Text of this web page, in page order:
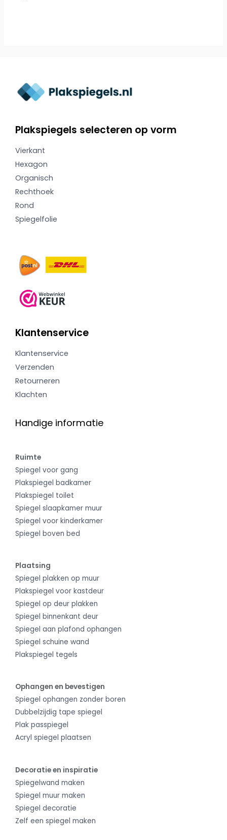
Plakspiegels selecteren op vorm
Vierkant
Hexagon
Organisch
Rechthoek
Rond
Spiegelfolie
Klantenservice
Klantenservice
Verzenden
Retourneren
Klachten
Handige informatie
Ruimte
Spiegel voor gang
Plakspiegel badkamer
Plakspiegel toilet
Spiegel slaapkamer muur
Spiegel voor kinderkamer
Spiegel boven bed
Plaatsing
Spiegel plakken op muur
Plakspiegel voor kastdeur
Spiegel op deur plakken
Spiegel binnenkant deur
Spiegel aan plafond ophangen
Spiegel schuine wand
Plakspiegel tegels
Ophangen en bevestigen
Spiegel ophangen zonder boren
Dubbelzijdig tape spiegel
Plak passpiegel
Acryl spiegel plaatsen
Decoratie en inspiratie
Spiegelwand maken
Spiegel muur maken
Spiegel decoratie
Zelf een spiegel maken